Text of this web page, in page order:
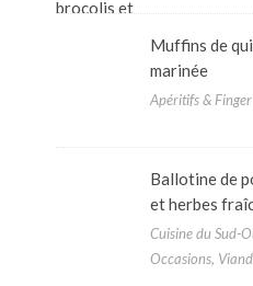
Muffins de
marinée
Apéritifs &
Ballotine de
et herbes
Cuisine du Sud-
Occasions,